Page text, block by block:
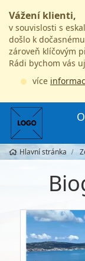
Vážení klienti,
v souvislosti s
došlo k dočasnému
zároveň klíčovým
Rádi bychom vás
více
Hlavní stránka